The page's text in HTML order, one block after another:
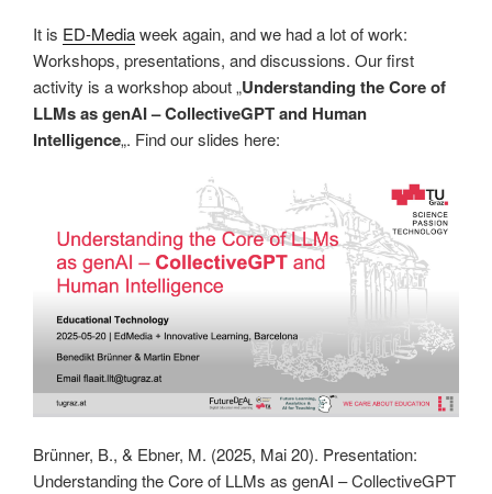
It is ED-Mediaweek again, and we had a lot of work:
Workshops, presentations, and discussions. Our first
activity is a workshop about „Understanding the Core of
LLMs as genAI – CollectiveGPT and Human
Intelligence„. Find our slides here:
Brünner, B., & Ebner, M. (2025, Mai 20). Presentation:
Understanding the Core of LLMs as genAI – CollectiveGPT